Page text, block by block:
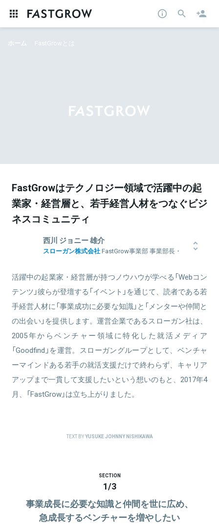
ホーム FastGrowとは
FastGrowはテクノロジー領域で活躍中の起
業家・経営層と、若手経営人材をつなぐビジ
ネスコミュニティ
西川 ジョニー 雄介
スローガン株式会社FastGrow事業部 事業部長・
モバイルファクトリーに新卒入社。2012年12月、社員数3名のアッシ
ョンに入社。A/BテストツールVWOを活用したWebコンサル事業を
立ち上げ、同ツール開発インド企業との国内独占提携を実現。15年7
月よりスローガンに参画後は、学生向けセミナー講師、外資コンサ
ル特化の就活メディアFactLogicの立ち上げを行う。17年2月より
FastGrowを構想し、現在は事業責任者兼編集長を務める。その事業
の一環として、テクノロジー領域で活躍中の起業家・経営層と、若
手経営人材をつなぐコミュニティマネジャーとしても活動中。
活躍中の起業家・経営層が持つノウハウが学べる「Webコン
テンツ」彼らが登壇する「イベント」を通じて、読者である若
手経営人材に「事業成功に必要な知識」と「メンターや仲間と
の出会い」を提供します。運営企業であるスローガン社は、
2005年からベンチャー領域に特化した就活メディア
「Goodfind」を運営。スローガングループとして、ベンチャ
ーマインドある若手の就活支援だけで終わらず、キャリア
アップまで一貫して支援したいという想いのもと、2017年4
月、「FastGrow」は立ち上がりました。
TEXT BYYUSUKE JOHNNY NISHIKAWA
SECTION
1/3
事業成長に必要な知識と仲間を世に広め、
急成長するベンチャーを増やしたい